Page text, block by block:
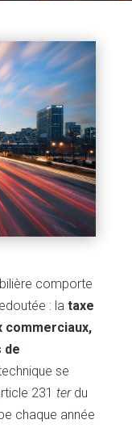
comporte
: la taxe
commerciaux,
de
se
231 terdu
chaque année